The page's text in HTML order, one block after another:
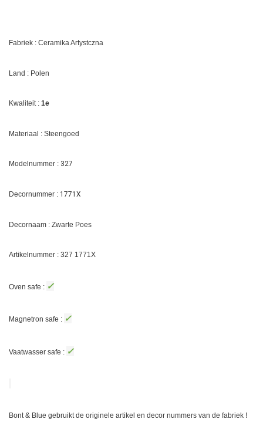
Fabriek : Ceramika Artystczna
Land : Polen
Kwaliteit : 1e
Materiaal : Steengoed
Modelnummer : 327
Decornummer : 1771X
Decornaam : Zwarte Poes
Artikelnummer : 327 1771X
Oven safe : ✓
Magnetron safe : ✓
Vaatwasser safe : ✓
Bont & Blue gebruikt de originele artikel en decor nummers van de fabriek !